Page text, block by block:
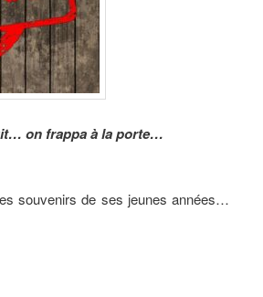
on frappa à la porte…
souvenirs de ses jeunes années…